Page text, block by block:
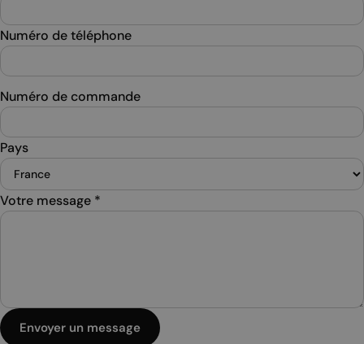
Numéro de téléphone
Numéro de commande
Pays
Votre message *
Envoyer un message